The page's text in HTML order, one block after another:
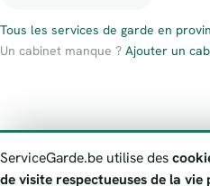
Tous les services de garde en
Un cabinet manque ? Ajouter un
AvertissementSignaler une
ServiceGarde.be utilise des
de visite respectueuses de la vie